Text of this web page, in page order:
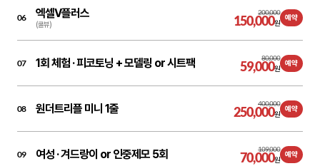
06 엑셀V플러스
(쿨뷰)
200,000
150,000원
예약
07 1회 체험 ·피코토닝 + 모델링 or 시트팩 80,000
59,000원
예약
08 원더트리플 미니 1줄 400,000
250,000원
예약
09 여성 ·겨드랑이 or 인중제모 5회 109,000
70,000원
예약